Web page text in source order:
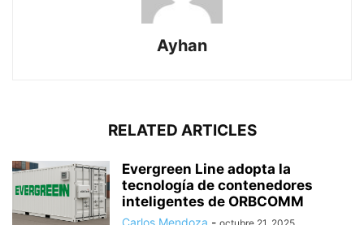
Ayhan
RELATED ARTICLES
Evergreen Line adopta la
tecnología de contenedores
inteligentes de ORBCOMM